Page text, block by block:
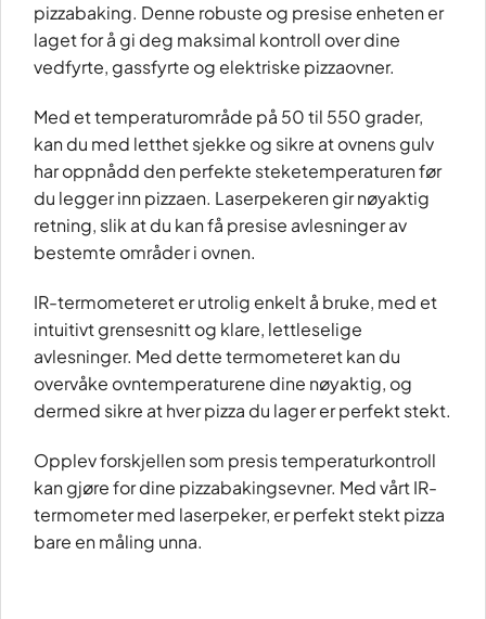
pizzabaking. Denne robuste og presise enheten er
laget for å gi deg maksimal kontroll over dine
vedfyrte, gassfyrte og elektriske pizzaovner.
Med et temperaturområde på 50 til 550 grader,
kan du med letthet sjekke og sikre at ovnens gulv
har oppnådd den perfekte steketemperaturen før
du legger inn pizzaen. Laserpekeren gir nøyaktig
retning, slik at du kan få presise avlesninger av
bestemte områder i ovnen.
IR-termometeret er utrolig enkelt å bruke, med et
intuitivt grensesnitt og klare, lettleselige
avlesninger. Med dette termometeret kan du
overvåke ovntemperaturene dine nøyaktig, og
dermed sikre at hver pizza du lager er perfekt stekt.
Opplev forskjellen som presis temperaturkontroll
kan gjøre for dine pizzabakingsevner. Med vårt IR-
termometer med laserpeker, er perfekt stekt pizza
bare en måling unna.